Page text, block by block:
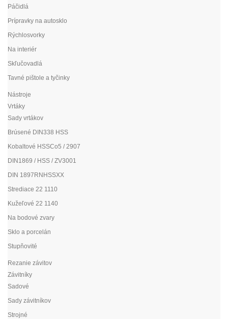
Páčidlá
Prípravky na autosklo
Rýchlosvorky
Na interiér
Skľučovadlá
Tavné pištole a tyčinky
Nástroje
Vrtáky
Sady vrtákov
Brúsené DIN338 HSS
Kobaltové HSSCo5 / 2907
DIN1869 / HSS / ZV3001
DIN 1897RNHSSXX
Strediace 22 1110
Kužeľové 22 1140
Na bodové zvary
Sklo a porcelán
Stupňovité
Rezanie závitov
Závitníky
Sadové
Sady závitníkov
Strojné